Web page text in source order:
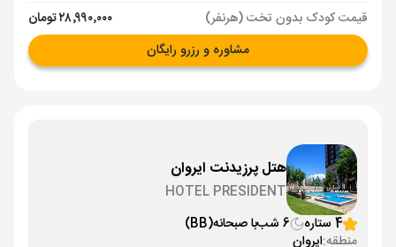
قیمت کودک بدون تخت (هرنفر)
۲۸٬۹۹۰٬۰۰۰ تومان
مشاوره و رزرو رایگان
هتل پرزیدنت ایروان
HOTEL PRESIDENT
4 ستاره
6 شب با صبحانه(BB)
منطقه:ایروان